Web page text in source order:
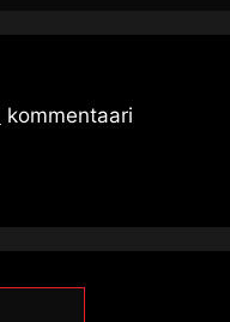
kommentaari